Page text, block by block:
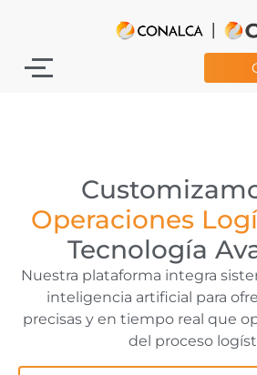
Operaciones
Tecnología
Nuestra plataforma integra
inteligencia artificial para
precisas y en tiempo real que
del proceso